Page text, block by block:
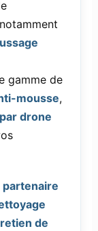
gamme de
mousse,
drone
partenaire
de